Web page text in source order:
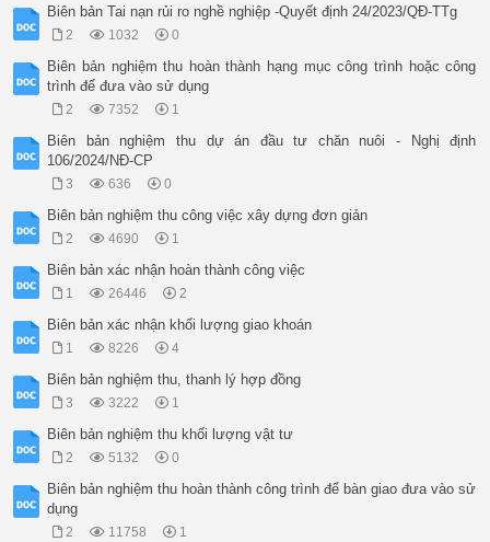
a) Tài liệu làm căn cứ nghiệm thu:
- Các tài liệu gồm có:
Bản vẽ hoàn công công trình;
Các kết quả kiểm tra, thí nghiệm chất lượng vật liệu, thiết
Quy chuẩn, tiêu chuẩn xây dựng được áp dụng;
Nhật ký thi công;
Biên bản nghiệm thu công việc xây dựng;
Biên bản nghiệm thu hoàn thành giai đoạn xây dựng;
b) Chất lượng hạng mục công trình xây dựng, công trình
c) Các ý kiến khác: [Nêu các vấn đề cần lưu ý hoặc các
6. Kết luận: [ Chấp nhận nghiệm thu hoàn thành hạng mục
Các bên trực tiếp nghiệm thu chịu trách nhiệm trước pháp
ĐẠI DIỆN CHỦ ĐẦU TƯ
ĐẠI DIỆN ĐƠN VỊ CUNG ỨNG, CHUYỂN GIAO, LẮP ĐẶT THIẾT BỊ CÔNG
(Ký tên, ghi rõ họ tên, chức vụ và đóng dấu pháp nhân)
(Ký tên, ghi rõ họ tên, chức vụ và đóng dấu pháp nhân)
ĐẠI DIỆN ĐƠN VỊ THI CÔNG
Biên bản Tai nạn rủi ro nghề nghiệp -Quyết định 24/2023/QĐ-TTg
2 1032 0
Biên bản nghiệm thu hoàn thành hạng mục công trình hoặc công
trình để đưa vào sử dụng
2 7352 1
Biên bản nghiệm thu dự án đầu tư chăn nuôi - Nghị định
106/2024/NĐ-CP
3 636 0
Biên bản nghiệm thu công việc xây dựng đơn giản
2 4690 1
Biên bản xác nhận hoàn thành công việc
1 26446 2
Biên bản xác nhận khối lượng giao khoán
1 8226 4
Biên bản nghiệm thu, thanh lý hợp đồng
3 3222 1
Biên bản nghiệm thu khối lượng vật tư
2 5132 0
Biên bản nghiệm thu hoàn thành công trình để bàn giao đưa vào sử
dụng
2 11758 1